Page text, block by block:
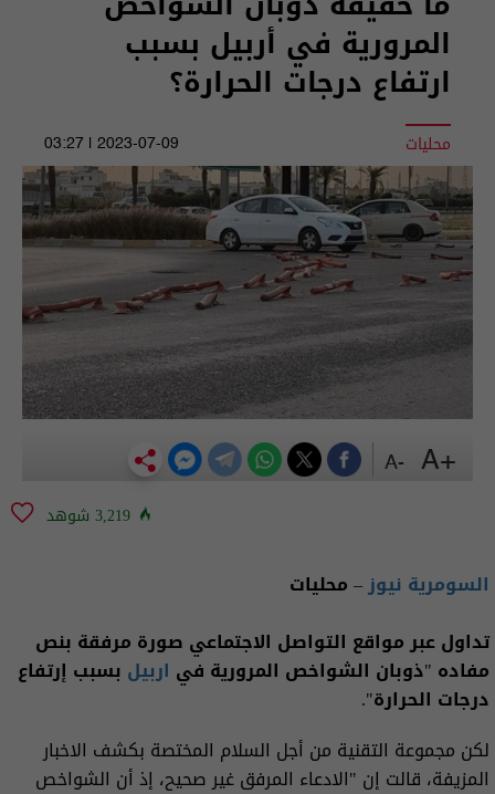
المرورية في أربيل بسبب
ارتفاع درجات الحرارة؟
محليات 2023-07-09 | 03:27
3,219 شوهد
السومرية نيوز– محليات
تداول عبر مواقع التواصل الاجتماعي صورة مرفقة بنص
مفاده "ذوبان الشواخص المرورية في اربيل بسبب إرتفاع
درجات الحرارة".
لكن مجموعة التقنية من أجل السلام المختصة بكشف الاخبار
المزيفة، قالت إن "الادعاء المرفق غير صحيح، إذ أن الشواخص
+A
-A